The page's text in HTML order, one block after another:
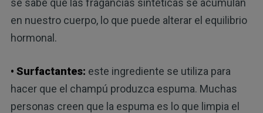
en nuestro cuerpo, lo que puede alterar el equilibrio
hormonal.
• Surfactantes: este ingrediente se utiliza para
hacer que el champú produzca espuma. Muchas
personas creen que la espuma es lo que limpia el